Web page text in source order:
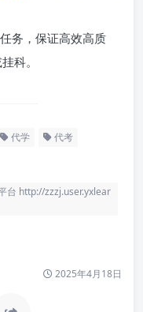
务，保证高效高质
科。
代学 代考
台 http://zzzj.user.yxlear
2025年4月18日